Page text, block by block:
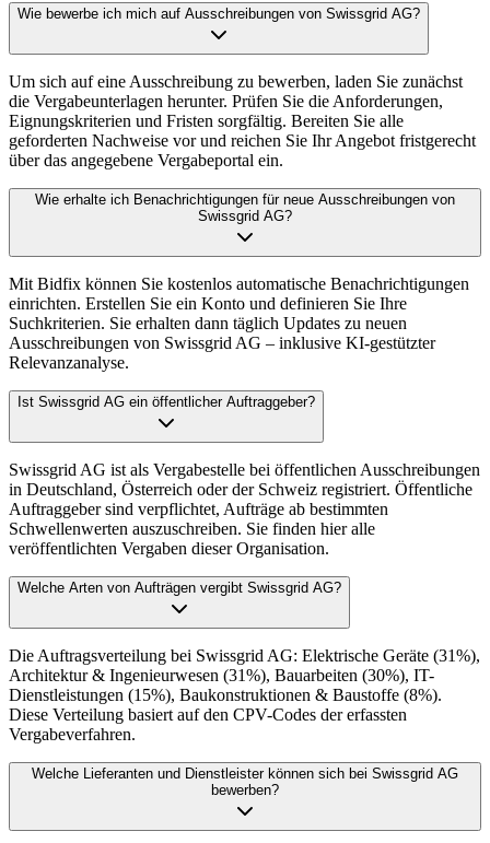
Wie bewerbe ich mich auf Ausschreibungen von Swissgrid AG?
Um sich auf eine Ausschreibung zu bewerben, laden Sie zunächst
die Vergabeunterlagen herunter. Prüfen Sie die Anforderungen,
Eignungskriterien und Fristen sorgfältig. Bereiten Sie alle
geforderten Nachweise vor und reichen Sie Ihr Angebot fristgerecht
über das angegebene Vergabeportal ein.
Wie erhalte ich Benachrichtigungen für neue Ausschreibungen von
Swissgrid AG?
Mit Bidfix können Sie kostenlos automatische Benachrichtigungen
einrichten. Erstellen Sie ein Konto und definieren Sie Ihre
Suchkriterien. Sie erhalten dann täglich Updates zu neuen
Ausschreibungen von Swissgrid AG – inklusive KI-gestützter
Relevanzanalyse.
Ist Swissgrid AG ein öffentlicher Auftraggeber?
Swissgrid AG ist als Vergabestelle bei öffentlichen Ausschreibungen
in Deutschland, Österreich oder der Schweiz registriert. Öffentliche
Auftraggeber sind verpflichtet, Aufträge ab bestimmten
Schwellenwerten auszuschreiben. Sie finden hier alle
veröffentlichten Vergaben dieser Organisation.
Welche Arten von Aufträgen vergibt Swissgrid AG?
Die Auftragsverteilung bei Swissgrid AG: Elektrische Geräte (31%),
Architektur & Ingenieurwesen (31%), Bauarbeiten (30%), IT-
Dienstleistungen (15%), Baukonstruktionen & Baustoffe (8%).
Diese Verteilung basiert auf den CPV-Codes der erfassten
Vergabeverfahren.
Welche Lieferanten und Dienstleister können sich bei Swissgrid AG
bewerben?